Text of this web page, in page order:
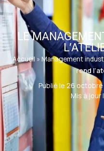
LE
Accueil » Management
rend
Publié le 26 octobre
Mis à jour